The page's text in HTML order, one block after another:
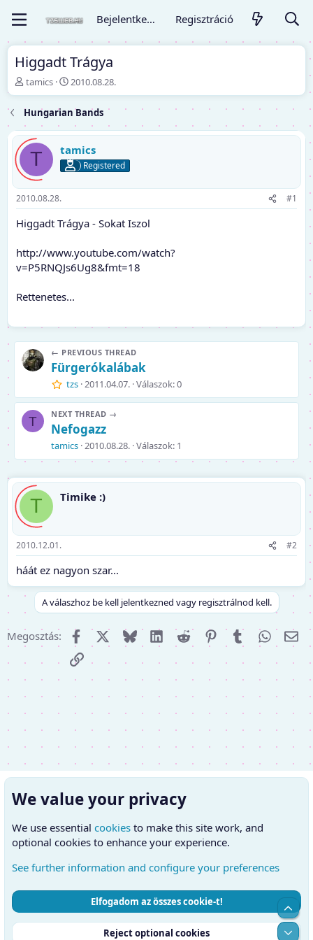
Bejelentkezés Regisztráció
Higgadt Trágya
T
é
m
a
i
n
d
t
ó
tamics
K
e
d
ő
á
t
2010.08.28.
Hungarian Bands
T tamics
Registered
2010.08.28. #1
Higgadt Trágya - Sokat Iszol
http://www.youtube.com/watch?
v=P5RNQJs6Ug8&fmt=18
Rettenetes...
← PREVIOUS THREAD
Fürgerókalábak
tzs 2011.04.07. Válaszok: 0
T
NEXT THREAD →
Nefogazz
tamics 2010.08.28. Válaszok: 1
T Timike :)
2010.12.01. #2
háát ez nagyon szar...
A válaszhoz be kell jelentkezned vagy regisztrálnod kell.
Megosztás: FacebookX (Twitter)
Bluesky LinkedInReddit PinterestTumblr
E-
Link
Hungarian (HU)
Kapcsolatfelvétel
Feltételek és szabályok
Adatvédelmi szabályzat Súgó
We value your privacy
We use essential cookies to make this site work, and
optional cookies to enhance your experience.
See further information and configure your preferences
Elfogadom az összes cookie-t!
Reject optional cookies
Top
Alul